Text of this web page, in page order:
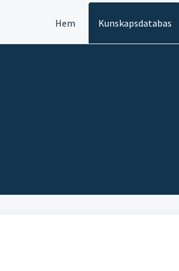
Hem Kunskapsdatabas